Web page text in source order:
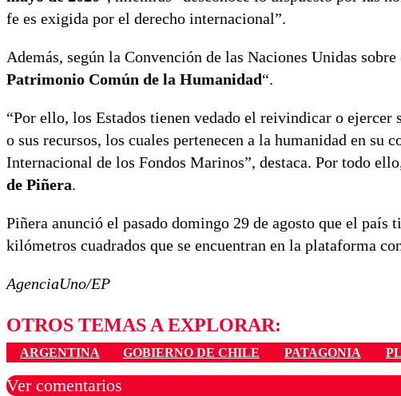
fe es exigida por el derecho internacional”.
Además, según la Convención de las Naciones Unidas
Patrimonio Común de la Humanidad“.
“Por ello, los Estados tienen vedado el reivindicar o ejercer
o sus recursos, los cuales pertenecen a la humanidad en
Internacional de los Fondos Marinos”, destaca. Por todo
de Piñera.
Piñera anunció el pasado domingo 29 de agosto que el país
kilómetros cuadrados que se encuentran en la plataforma
AgenciaUno/EP
OTROS TEMAS A EXPLORAR:
ARGENTINA GOBIERNO DE CHILE PATAGONIA
Ver comentarios